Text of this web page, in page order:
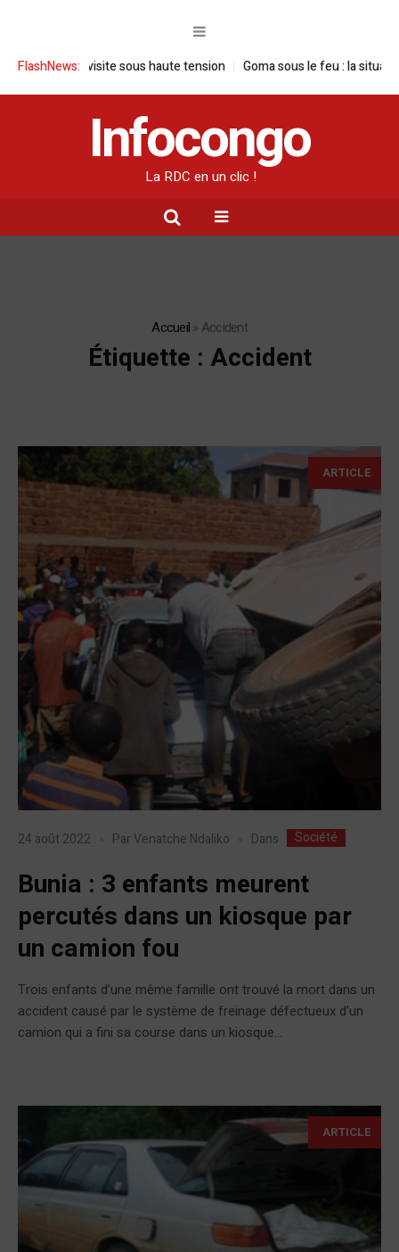
FlashNews:
sous haute tension Goma sous le feu : la situation humanitaire
Infocongo
La RDC en un clic !
Accueil» Accident
Étiquette : Accident
ARTICLE
24 août 2022 Par Venatche Ndaliko Dans Société
Bunia : 3 enfants meurent
percutés dans un kiosque par
un camion fou
Trois enfants d’une même famille ont trouvé la mort dans un
accident causé par le système de freinage défectueux d’un
camion qui a fini sa course dans un kiosque...
ARTICLE